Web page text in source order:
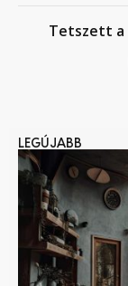
Tetszett a
LEGÚJABB